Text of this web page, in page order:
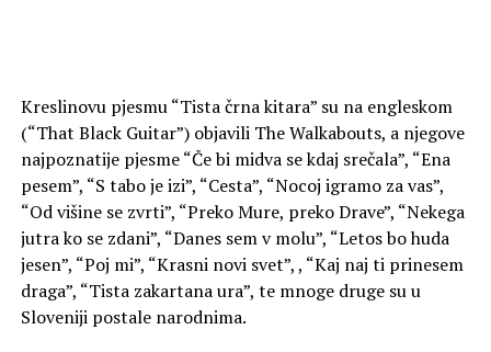
Kreslinovu pjesmu “Tista črna kitara” su na engleskom
(“That Black Guitar”) objavili The Walkabouts, a njegove
najpoznatije pjesme “Če bi midva se kdaj srečala”, “Ena
pesem”, “S tabo je izi”, “Cesta”, “Nocoj igramo za vas”,
“Od višine se zvrti”, “Preko Mure, preko Drave”, “Nekega
jutra ko se zdani”, “Danes sem v molu”, “Letos bo huda
jesen”, “Poj mi”, “Krasni novi svet”, , “Kaj naj ti prinesem
draga”, “Tista zakartana ura”, te mnoge druge su u
Sloveniji postale narodnima.